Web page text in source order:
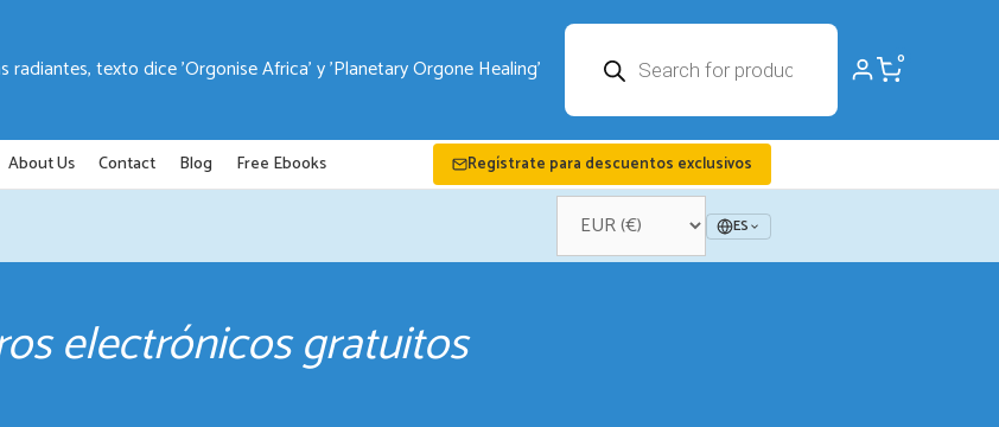
productos
0
About Us Contact Blog Free Ebooks Regístrate para descuentos exclusivos
ES
electrónicos gratuitos